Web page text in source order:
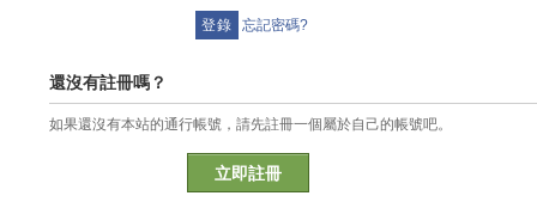
忘記密碼?
還沒有註冊嗎？
如果還沒有本站的通行帳號，請先註冊一個屬於自己的帳號吧。
立即註冊